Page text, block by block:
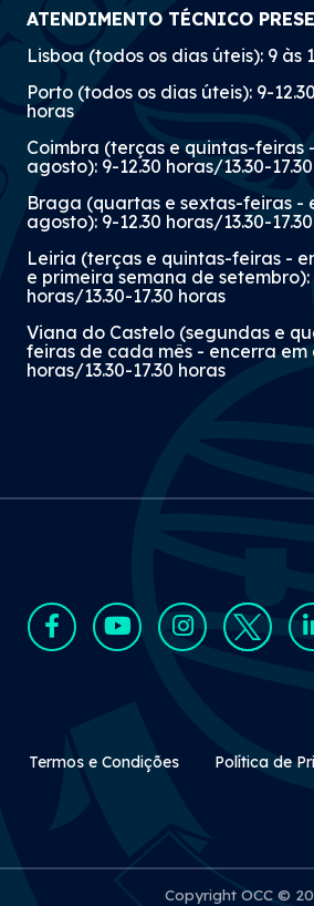
ATENDIMENTO TÉCNICO
Lisboa (todos os dias úteis): 9 às
Porto (todos os dias úteis): 9-
horas
Coimbra (terças e quintas-feiras
agosto): 9-12.30 horas/13.30-
Braga (quartas e sextas-feiras -
agosto): 9-12.30 horas/13.30-
Leiria (terças e quintas-feiras -
e primeira semana de setembro):
horas/13.30-17.30 horas
Viana do Castelo (segundas e
feiras de cada mês - encerra em
horas/13.30-17.30 horas
Rodapé
Termos e Condições Política de
Copyright OCC ©